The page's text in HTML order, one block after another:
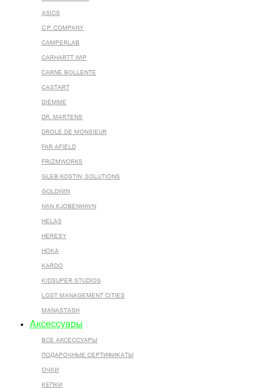
ASICS
C.P. COMPANY
CAMPERLAB
CARHARTT WIP
CARNE BOLLENTE
CASTART
DIEMME
DR. MARTENS
DROLE DE MONSIEUR
FAR AFIELD
FRIZMWORKS
GLEB KOSTIN .SOLUTIONS
GOLDWIN
HAN KJOBENHAVN
HELAS
HERESY
HOKA
KARDO
KIDSUPER STUDIOS
LOST MANAGEMENT CITIES
MANASTASH
Аксессуары
ВСЕ AКСЕССУАРЫ
ПОДАРОЧНЫЕ СЕРТИФИКАТЫ
ОЧКИ
КЕПКИ